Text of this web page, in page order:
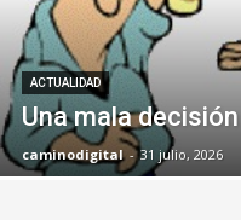
ACTUALIDAD
Una mala decisión
caminodigital - 31 julio, 2026